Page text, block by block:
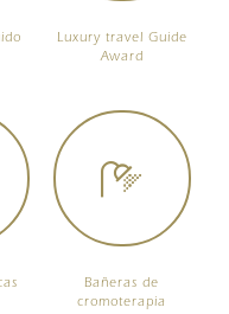
Luxury travel Guide
Award
Bañeras de
cromoterapia